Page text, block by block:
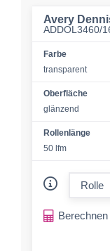
Avery
ADDOL3460/
Farbe
transparent
Oberfläche
glänzend
Rollenlänge
50 lfm
Berechnen